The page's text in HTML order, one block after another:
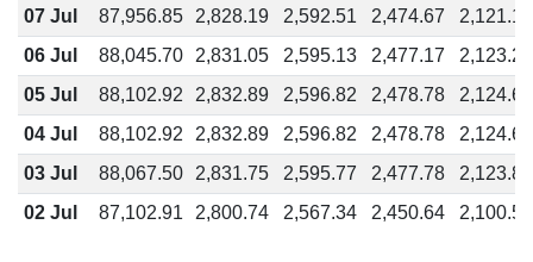
07 Jul
87,956.85 2,828.19 2,592.51 2,474.67
2,121.15
06 Jul
88,045.70 2,831.05 2,595.13 2,477.17
2,123.29
05 Jul
88,102.92 2,832.89 2,596.82 2,478.78
2,124.67
04 Jul
88,102.92 2,832.89 2,596.82 2,478.78
2,124.67
03 Jul
88,067.50 2,831.75 2,595.77 2,477.78
2,123.81
02 Jul
87,102.91 2,800.74 2,567.34 2,450.64 2,100.55